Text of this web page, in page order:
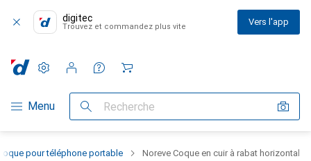
digitec
Trouvez et commandez plus vite Vers l'app
Navigation par catégorie
Menu Recherche
Paramètres
Compte client
Listes de comparaison
Listes d'envies
Panier
pour téléphone portable Noreve Coque en cuir à rabat horizontal